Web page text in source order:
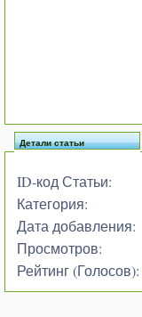
Детали статьи
ID-код Статьи:
Категория:
Дата добавления:
Просмотров:
Рейтинг (Голосов):